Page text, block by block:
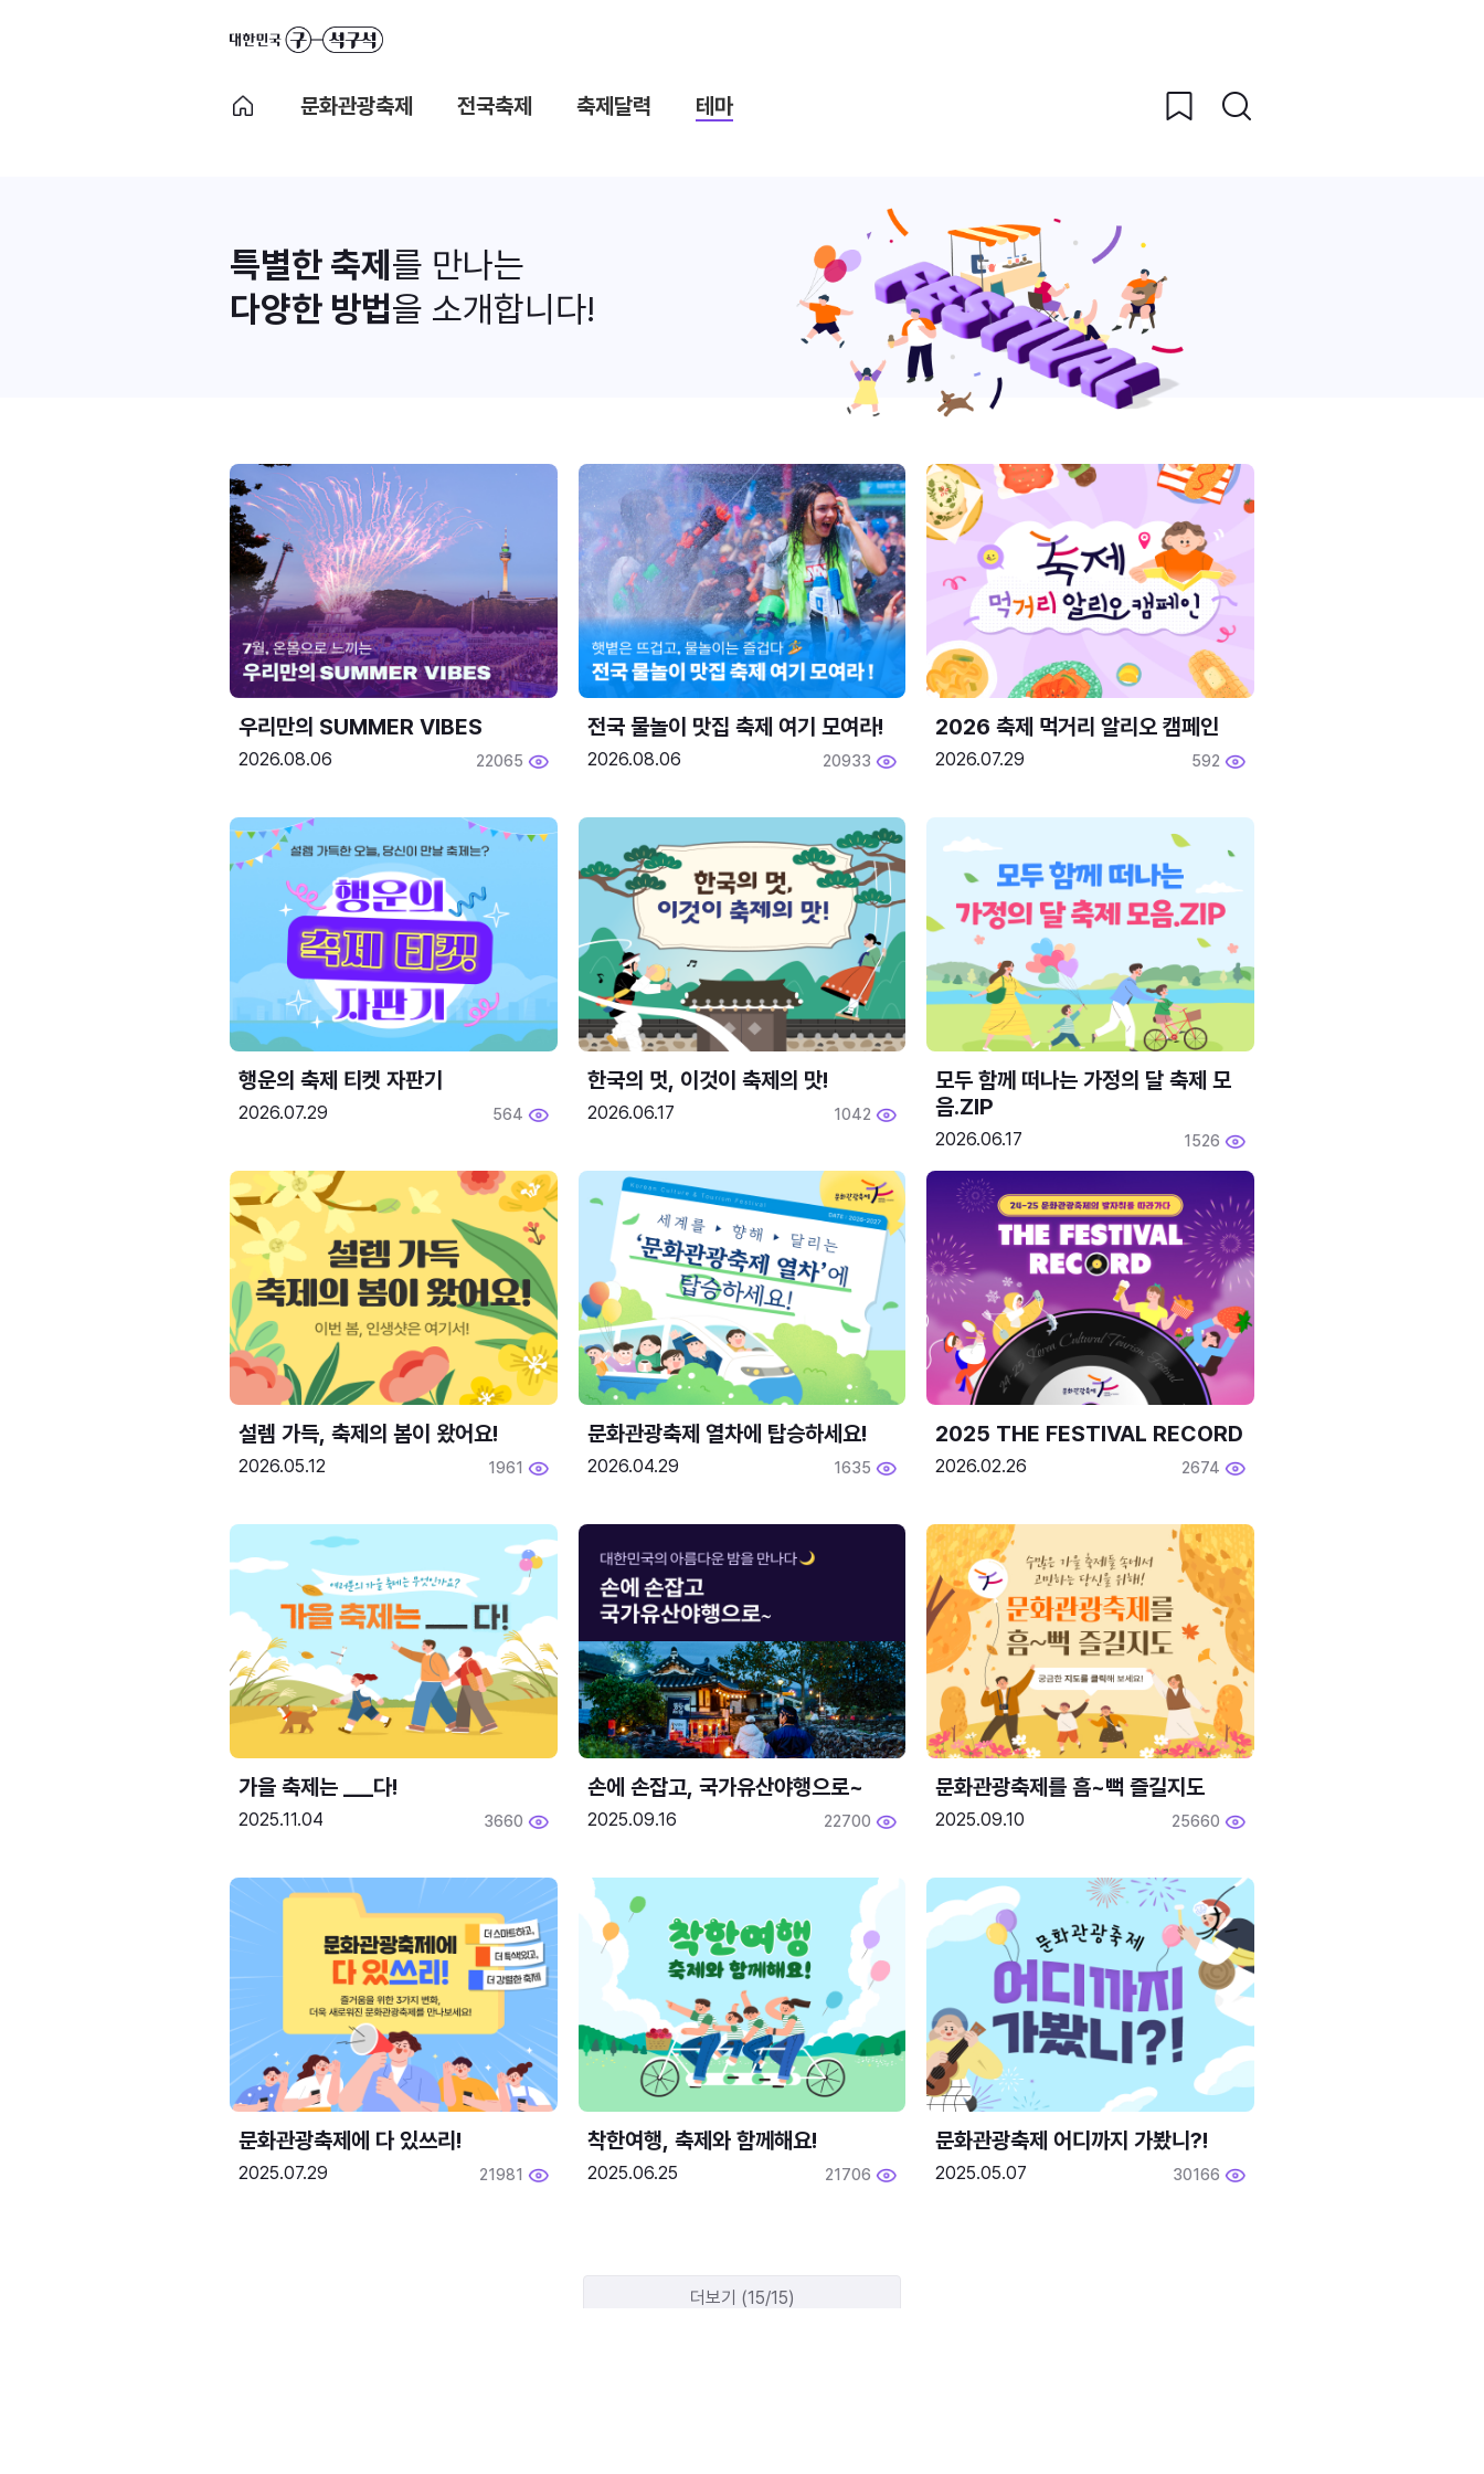
문화관광축제 전국축제 축제달력 테마
특별한 축제 를 만나는
다양한 방법을 소개합니다!
우리만의 SUMMER VIBES
2026.08.06 22065
전국 물놀이 맛집 축제 여기 모여라!
2026.08.06 20933
2026 축제 먹거리 알리오 캠페인
2026.07.29 592
행운의 축제 티켓 자판기
2026.07.29 564
한국의 멋, 이것이 축제의 맛!
2026.06.17 1042
모두 함께 떠나는 가정의 달 축제 모
음.ZIP
2026.06.17 1526
설렘 가득, 축제의 봄이 왔어요!
2026.05.12 1961
문화관광축제 열차에 탑승하세요!
2026.04.29 1635
2025 THE FESTIVAL RECORD
2026.02.26 2674
2025.11.04 3660
손에 손잡고, 국가유산야행으로~
2025.09.16 22700
문화관광축제를 흠~뻑 즐길지도
2025.09.10 25660
문화관광축제에 다 있쓰리!
2025.07.29 21981
착한여행, 축제와 함께해요!
2025.06.25 21706
문화관광축제 어디까지 가봤니?!
2025.05.07 30166
더보기 (15/15)